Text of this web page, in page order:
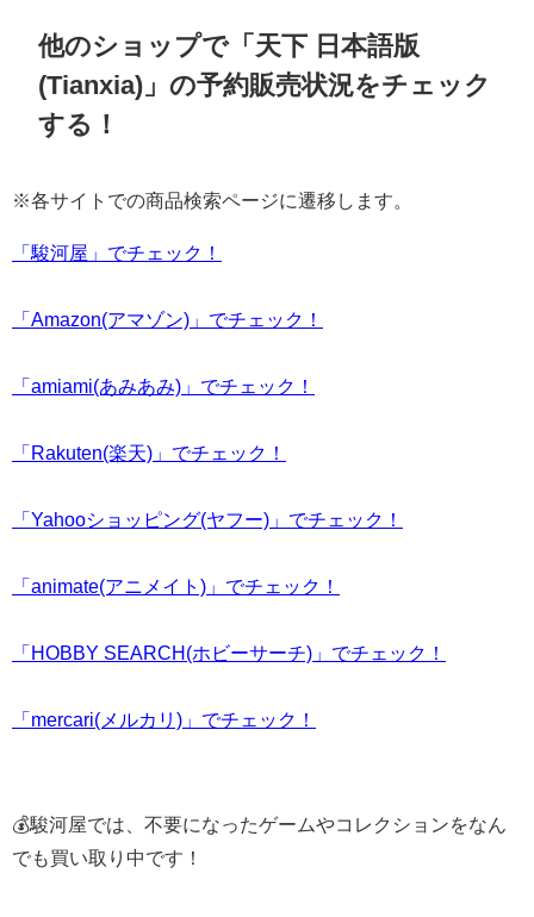
他のショップで「天下 日本語版
(Tianxia)」の予約販売状況をチェック
する！
※各サイトでの商品検索ページに遷移します。
「駿河屋」でチェック！
「Amazon(アマゾン)」でチェック！
「amiami(あみあみ)」でチェック！
「Rakuten(楽天)」でチェック！
「Yahooショッピング(ヤフー)」でチェック！
「animate(アニメイト)」でチェック！
「HOBBY SEARCH(ホビーサーチ)」でチェック！
「mercari(メルカリ)」でチェック！
💰駿河屋では、不要になったゲームやコレクションをなん
でも買い取り中です！